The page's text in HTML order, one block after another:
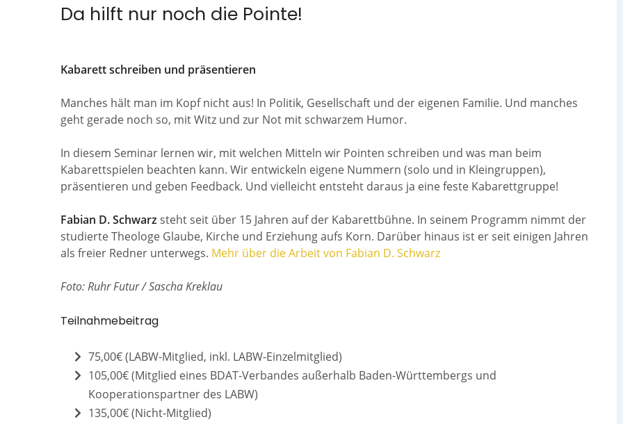
Da hilft nur noch die Pointe!
Kabarett schreiben und präsentieren
Manches hält man im Kopf nicht aus! In Politik, Gesellschaft und der eigenen Familie. Und manches
geht gerade noch so, mit Witz und zur Not mit schwarzem Humor.
In diesem Seminar lernen wir, mit welchen Mitteln wir Pointen schreiben und was man beim
Kabarettspielen beachten kann. Wir entwickeln eigene Nummern (solo und in Kleingruppen),
präsentieren und geben Feedback. Und vielleicht entsteht daraus ja eine feste Kabarettgruppe!
Fabian D. Schwarz steht seit über 15 Jahren auf der Kabarettbühne. In seinem Programm nimmt der
studierte Theologe Glaube, Kirche und Erziehung aufs Korn. Darüber hinaus ist er seit einigen Jahren
als freier Redner unterwegs. Mehr über die Arbeit von Fabian D. Schwarz
Foto: Ruhr Futur / Sascha Kreklau
Teilnahmebeitrag
75,00€ (LABW-Mitglied, inkl. LABW-Einzelmitglied)
105,00€ (Mitglied eines BDAT-Verbandes außerhalb Baden-Württembergs und
Kooperationspartner des LABW)
135,00€ (Nicht-Mitglied)